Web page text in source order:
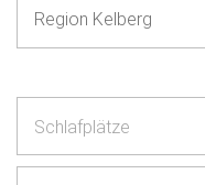
Schlafplätze